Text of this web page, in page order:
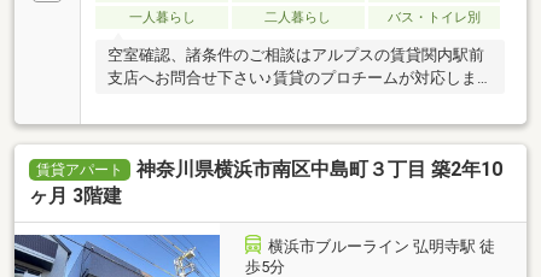
一人暮らし
二人暮らし バス・トイレ別
空室確認、諸条件のご相談はアルプスの賃貸関内駅前
支店へお問合せ下さい♪賃貸のプロチームが対応しま
賃貸アパート
神奈川県横浜市南区中島町３丁目 築2年10
ヶ月 3階建
横浜市ブルーライン 弘明寺駅 徒
歩5分